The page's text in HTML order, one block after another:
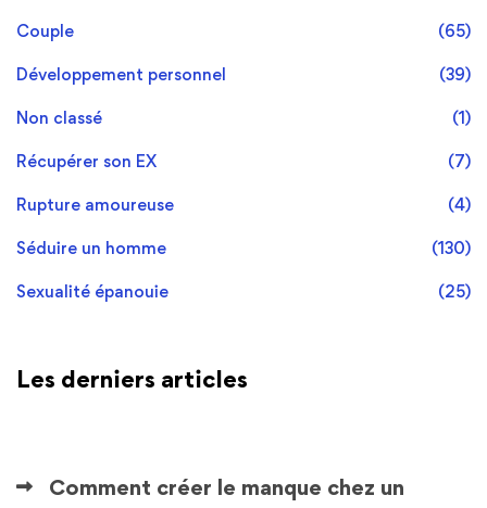
Couple (65)
Développement personnel (39)
Non classé (1)
Récupérer son EX (7)
Rupture amoureuse (4)
Séduire un homme (130)
Sexualité épanouie (25)
Les derniers articles
Comment créer le manque chez un